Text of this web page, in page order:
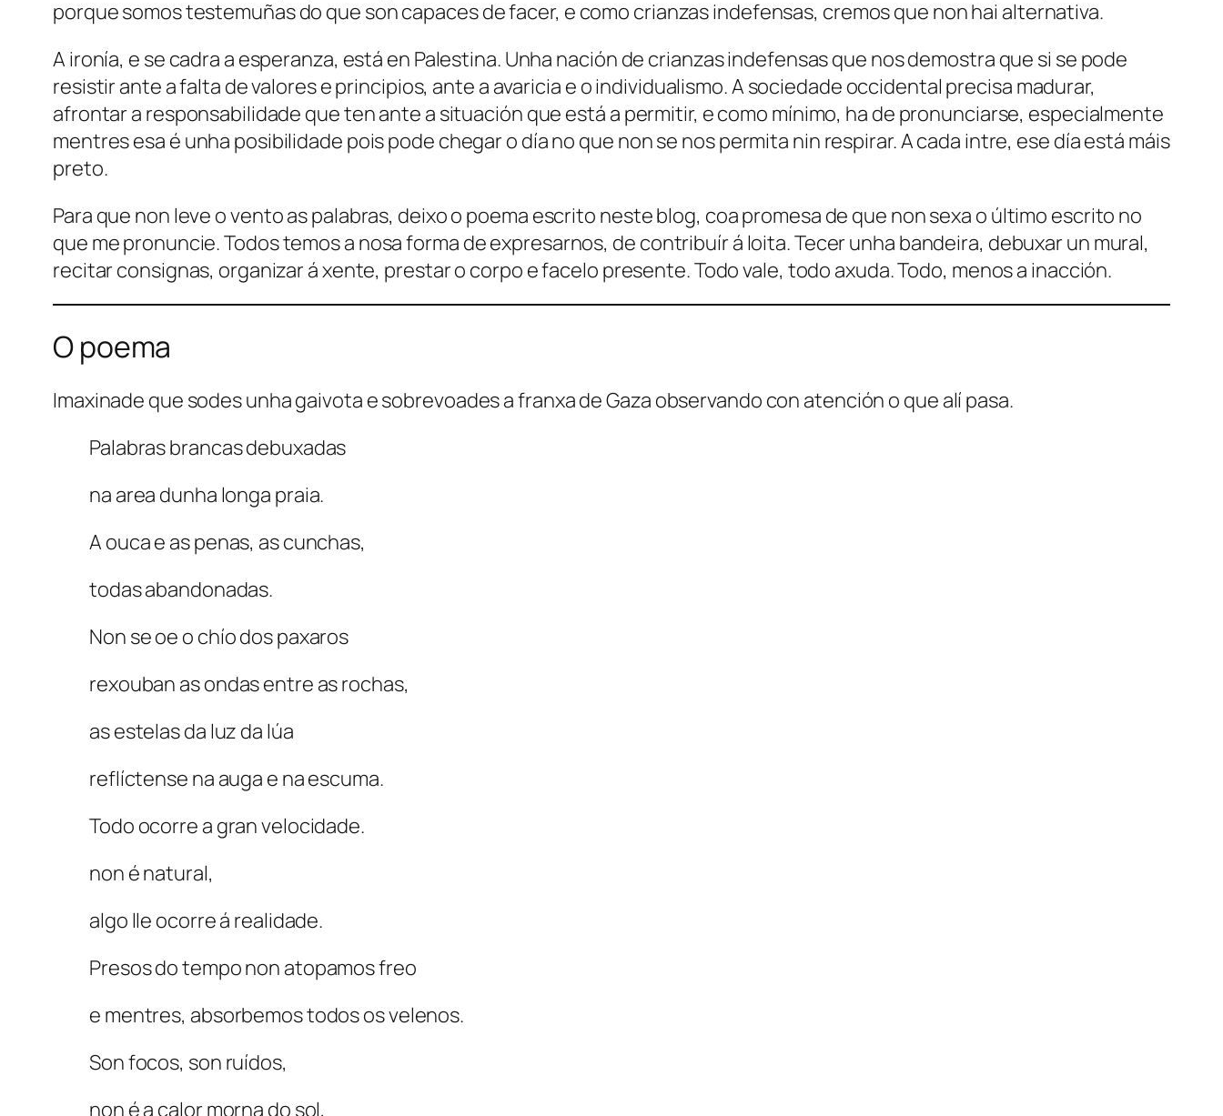
porque somos testemuñas do que son capaces de facer, e como crianzas indefensas, cremos que non hai alternativa.
A ironía, e se cadra a esperanza, está en Palestina. Unha nación de crianzas indefensas que nos demostra que si se pode
resistir ante a falta de valores e principios, ante a avaricia e o individualismo. A sociedade occidental precisa madurar,
afrontar a responsabilidade que ten ante a situación que está a permitir, e como mínimo, ha de pronunciarse, especialmente
mentres esa é unha posibilidade pois pode chegar o día no que non se nos permita nin respirar. A cada intre, ese día está máis
preto.
Para que non leve o vento as palabras, deixo o poema escrito neste blog, coa promesa de que non sexa o último escrito no
que me pronuncie. Todos temos a nosa forma de expresarnos, de contribuír á loita. Tecer unha bandeira, debuxar un mural,
recitar consignas, organizar á xente, prestar o corpo e facelo presente. Todo vale, todo axuda. Todo, menos a inacción.
O poema
Imaxinade que sodes unha gaivota e sobrevoades a franxa de Gaza observando con atención o que alí pasa.
Palabras brancas debuxadas
na area dunha longa praia.
A ouca e as penas, as cunchas,
todas abandonadas.
Non se oe o chío dos paxaros
rexouban as ondas entre as rochas,
as estelas da luz da lúa
reflíctense na auga e na escuma.
Todo ocorre a gran velocidade.
non é natural,
algo lle ocorre á realidade.
Presos do tempo non atopamos freo
e mentres, absorbemos todos os velenos.
Son focos, son ruídos,
non é a calor morna do sol,